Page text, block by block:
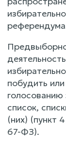
побудить
список,
(них) (пункт
67-ФЗ).